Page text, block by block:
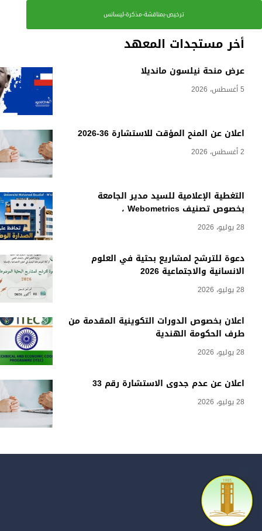
أخر مستجدات المعهد
عرض منحة نيلسون مانديلا
5 أغسطس، 2026
اعلان عن المنح المؤقت للاستشارة 36-2026
2 أغسطس، 2026
التغطية الإعلامية للسيد مدير الجامعة
بخصوص تصنيف Webometrics ،
28 يوليو، 2026
دعوة للترشح لمشاريع بحثية في العلوم
الانسانية والاجتماعية 2026
28 يوليو، 2026
اعلان بخصوص الدورات التكوينية المقدمة من
طرف الحكومة الهندية
28 يوليو، 2026
اعلان عن عدم جدوى الاستشارة رقم 33
28 يوليو، 2026
ترخيص-بمناقشة-مذكرة-ليسانس